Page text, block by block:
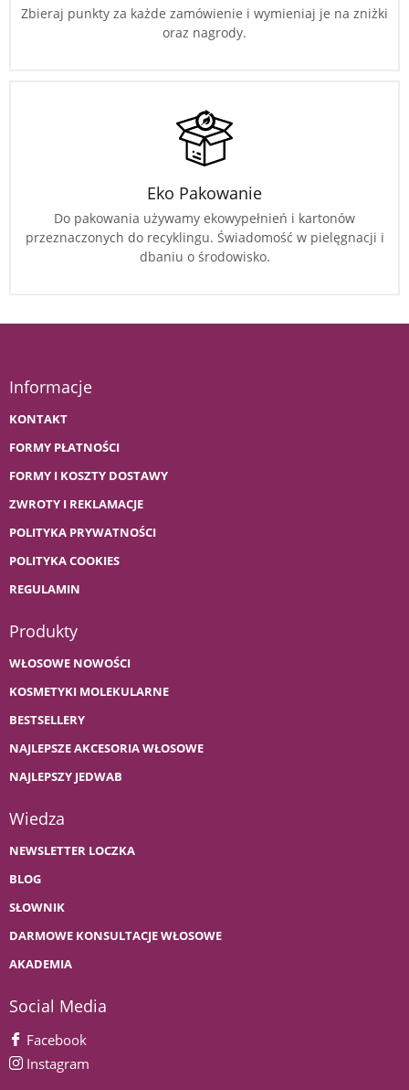
Zbieraj punkty za każde zamówienie i wymieniaj je na zniżki
oraz nagrody.
Eko Pakowanie
Do pakowania używamy ekowypełnień i kartonów
przeznaczonych do recyklingu. Świadomość w pielęgnacji i
dbaniu o środowisko.
Informacje
KONTAKT
FORMY PŁATNOŚCI
FORMY I KOSZTY DOSTAWY
ZWROTY I REKLAMACJE
POLITYKA PRYWATNOŚCI
POLITYKA COOKIES
REGULAMIN
Produkty
WŁOSOWE NOWOŚCI
KOSMETYKI MOLEKULARNE
BESTSELLERY
NAJLEPSZE AKCESORIA WŁOSOWE
NAJLEPSZY JEDWAB
Wiedza
NEWSLETTER LOCZKA
BLOG
SŁOWNIK
DARMOWE KONSULTACJE WŁOSOWE
AKADEMIA
Social Media
Facebook
Instagram